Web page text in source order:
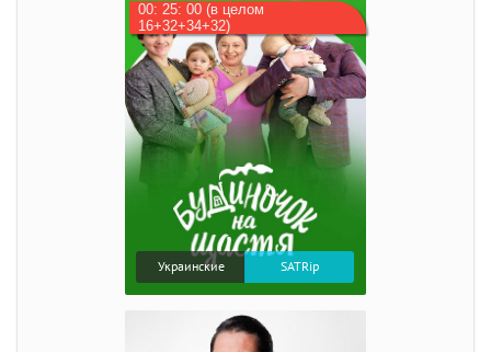
00: 25: 00 (в целом
16+32+34+32)
Украинские SATRip